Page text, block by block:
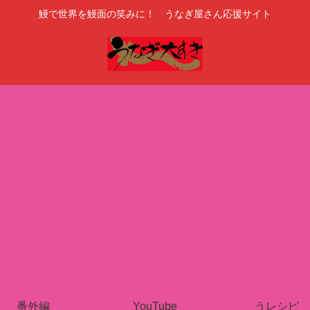
鰻で世界を鰻面の笑みに！ うなぎ屋さん応援サイト
番外編 YouTube うレシピ